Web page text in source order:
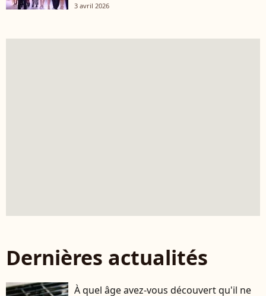
3 avril 2026
Dernières actualités
À quel âge avez-vous découvert qu'il ne